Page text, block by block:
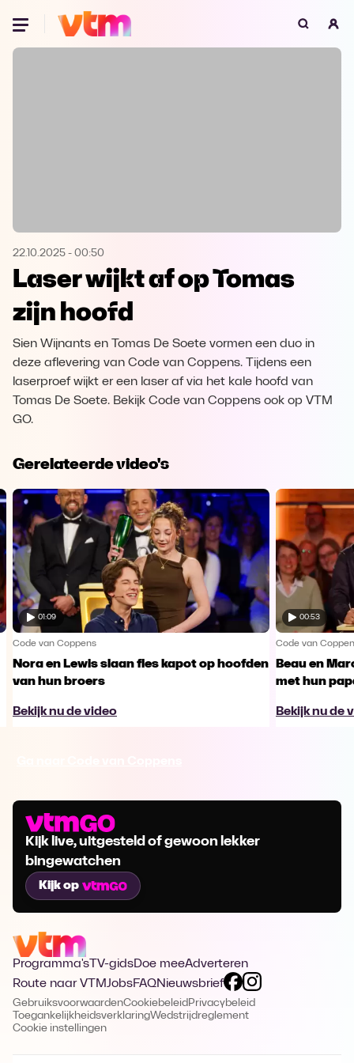
Oeps, browser niet ondersteund
Microsoft Edge Download
Opera
22.10.2025 - 00:50
Laser wijkt af op Tomas
zijn hoofd
Sien Wijnants en Tomas De Soete vormen een duo in
deze aflevering van Code van Coppens. Tijdens een
laserproef wijkt er een laser af via het kale hoofd van
Tomas De Soete. Bekijk Code van Coppens ook op VTM
GO.
Gerelateerde video's
01:09
Code van Coppens
Nora en Lewis slaan fles kapot op hoofden
van hun broers
Bekijk nu de video
00:53
Code van
Beau en
met hun
Bekijk nu de
Kijk live, uitgesteld of gewoon lekker
bingewatchen
Kijk op
Programma's TV-gidsDoe meeAdverteren
Route naar VTMJobsFAQNieuwsbrief
GebruiksvoorwaardenCookiebeleid Privacybeleid
ToegankelijkheidsverklaringWedstrijdreglement
Cookie instellingen